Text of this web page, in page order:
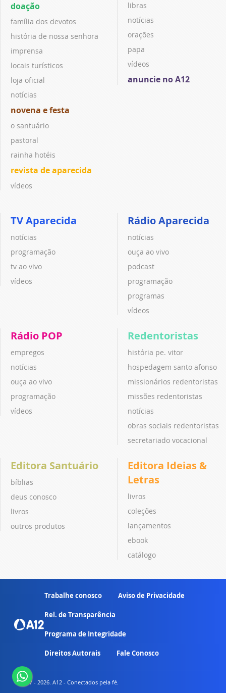
doação
família dos devotos
história de nossa senhora
imprensa
locais turísticos
loja oficial
notícias
novena e festa
o santuário
pastoral
rainha hotéis
revista de aparecida
vídeos
libras
notícias
orações
papa
vídeos
anuncie no A12
TV Aparecida
notícias
programação
tv ao vivo
vídeos
Rádio Aparecida
notícias
ouça ao vivo
podcast
programação
programas
vídeos
Rádio POP
empregos
notícias
ouça ao vivo
programação
vídeos
Redentoristas
história pe. vitor
hospedagem santo afonso
missionários redentoristas
missões redentoristas
notícias
obras sociais redentoristas
secretariado vocacional
Editora Santuário
bíblias
deus conosco
livros
outros produtos
Editora Ideias &
Letras
livros
coleções
lançamentos
ebook
catálogo
Trabalhe conosco Aviso de Privacidade
Rel. de Transparência
Programa de Integridade
Direitos Autorais Fale Conosco
© 2007 - 2026. A12 - Conectados pela fé.